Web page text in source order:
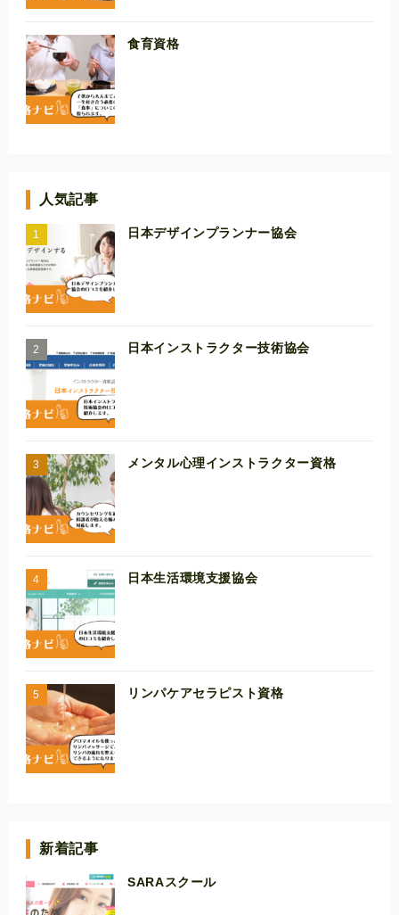
食育資格
人気記事
日本デザインプランナー協会
日本インストラクター技術協会
メンタル心理インストラクター資格
日本生活環境支援協会
リンパケアセラピスト資格
新着記事
SARAスクール